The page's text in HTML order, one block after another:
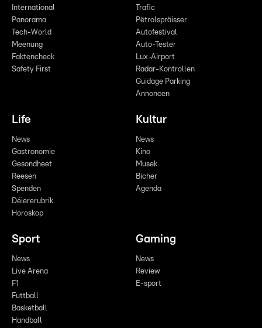
International
Panorama
Tech-World
Meenung
Faktencheck
Safety First
Trafic
Pëtrolspräisser
Autofestival
Auto-Tester
Lux-Airport
Radar-Kontrollen
Guidage Parking
Annoncen
Life
News
Gastronomie
Gesondheet
Reesen
Spenden
Déiererubrik
Horoskop
Kultur
News
Kino
Musek
Bicher
Agenda
Sport
News
Live Arena
F1
Futtball
Basketball
Handball
Gaming
News
Review
E-sport